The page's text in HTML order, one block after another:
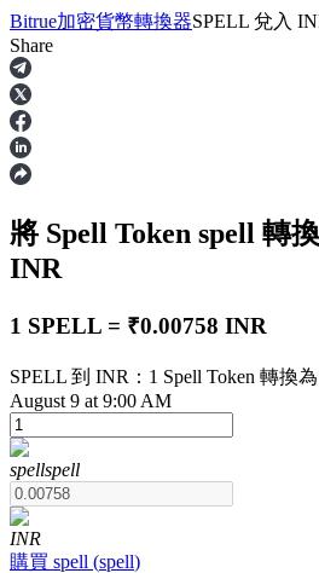
合約
USDT永續
多種以USDT結算的永續合約
Bitrue加密貨幣轉換器SPELL 兌入
Share
將 Spell Token spell 轉
INR
1 SPELL = ₹0.00758 INR
SPELL 到 INR：1 Spell Token 轉換
August 9 at 9:00 AM
spellspell
INR
購買 spell (spell)